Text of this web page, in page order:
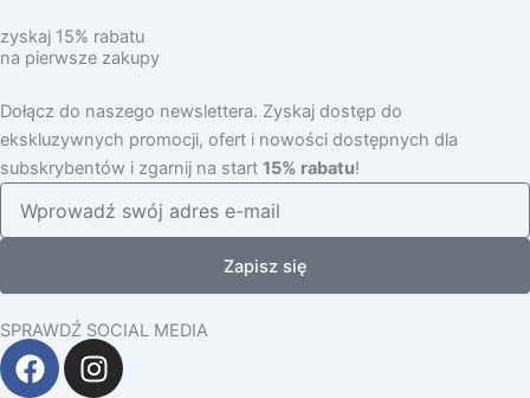
zyskaj 15% rabatu
na pierwsze zakupy
Dołącz do naszego newslettera. Zyskaj dostęp do
ekskluzywnych promocji, ofert i nowości dostępnych dla
subskrybentów i zgarnij na start 15% rabatu!
Zapisz się
SPRAWDŹ SOCIAL MEDIA
F
a
I
n